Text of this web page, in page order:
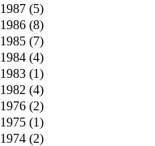
1987 (5)
1986 (8)
1985 (7)
1984 (4)
1983 (1)
1982 (4)
1976 (2)
1975 (1)
1974 (2)